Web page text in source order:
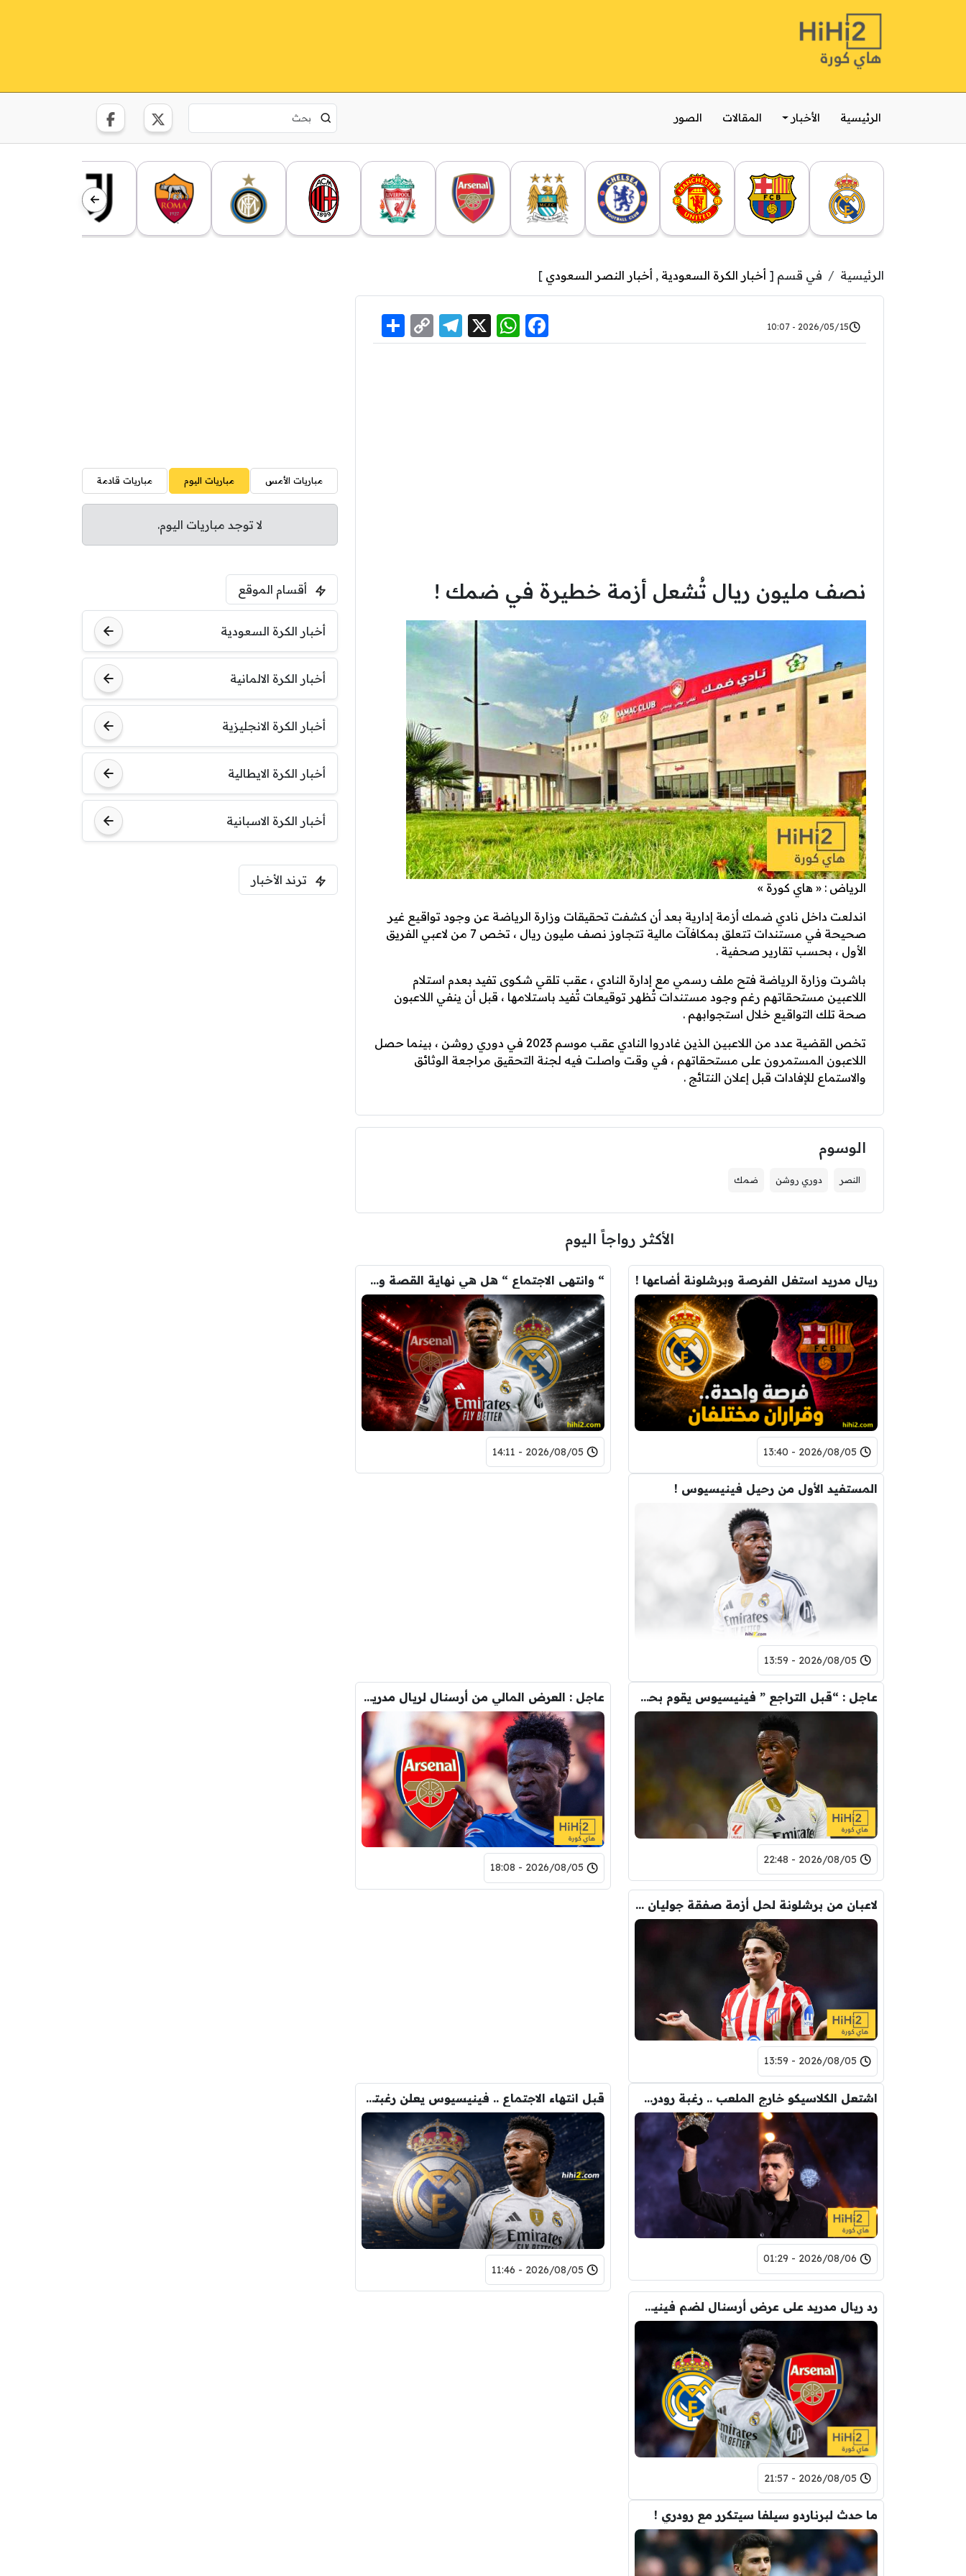
الرئيسية الأخبار المقالات الصور
الرئيسية في قسم [ أخبار الكرة السعودية , أخبار النصر السعودي ]
2026/05/15 - 10:07
Facebook
WhatsApp
X
Telegram
Copy
Link
نصف مليون ريال تُشعل أزمة خطيرة في ضمك !
الرياض : « هاي كورة »
اندلعت داخل نادي ضمك أزمة إدارية بعد أن كشفت تحقيقات وزارة الرياضة عن وجود تواقيع غير
صحيحة في مستندات تتعلق بمكافآت مالية تتجاوز نصف مليون ريال ، تخص 7 من لاعبي الفريق
الأول ، بحسب تقارير صحفية .
باشرت وزارة الرياضة فتح ملف رسمي مع إدارة النادي ، عقب تلقي شكوى تفيد بعدم استلام
اللاعبين مستحقاتهم رغم وجود مستندات تُظهر توقيعات تُفيد باستلامها ، قبل أن ينفي اللاعبون
صحة تلك التواقيع خلال استجوابهم .
تخص القضية عدد من اللاعبين الذين غادروا النادي عقب موسم 2023 في دوري روشن ، بينما حصل
اللاعبون المستمرون على مستحقاتهم ، في وقت واصلت فيه لجنة التحقيق مراجعة الوثائق
والاستماع للإفادات قبل إعلان النتائج .
الوسوم
النصر دوري روشن ضمك
الأكثر رواجاً اليوم
ريال مدريد استغل الفرصة وبرشلونة أضاعها !
2026/08/05 - 13:40
“ وانتهى الاجتماع “ هل هي نهاية القصة وسيرحل فينيسيوس …؟!
2026/08/05 - 14:11
المستفيد الأول من رحيل فينيسيوس !
2026/08/05 - 13:59
عاجل : “قبل التراجع ” فينيسيوس يقوم بحذف كل صوره مع ريال مدريد
2026/08/05 - 22:48
عاجل : العرض المالي من أرسنال لريال مدريد من أجل شراء فينيسيوس جونيور
2026/08/05 - 18:08
لاعبان من برشلونة لحل أزمة صفقة جوليان ألفاريز !
2026/08/05 - 13:59
اشتعل الكلاسيكو خارج الملعب .. رغبة رودري تصدم ريال مدريد
2026/08/06 - 01:29
قبل انتهاء الاجتماع .. فينيسيوس يعلن رغبته في الرحيل عن ريال مدريد !
2026/08/05 - 11:46
رد ريال مدريد على عرض أرسنال لضم فينيسيوس
2026/08/05 - 21:57
ما حدث لبرناردو سيلفا سيتكرر مع رودري !
مباريات الأمس مباريات اليوم مباريات قادمة
لا توجد مباريات اليوم.
أقسام الموقع
أخبار الكرة السعودية
أخبار الكرة الالمانية
أخبار الكرة الانجليزية
أخبار الكرة الايطالية
أخبار الكرة الاسبانية
ترند الأخبار